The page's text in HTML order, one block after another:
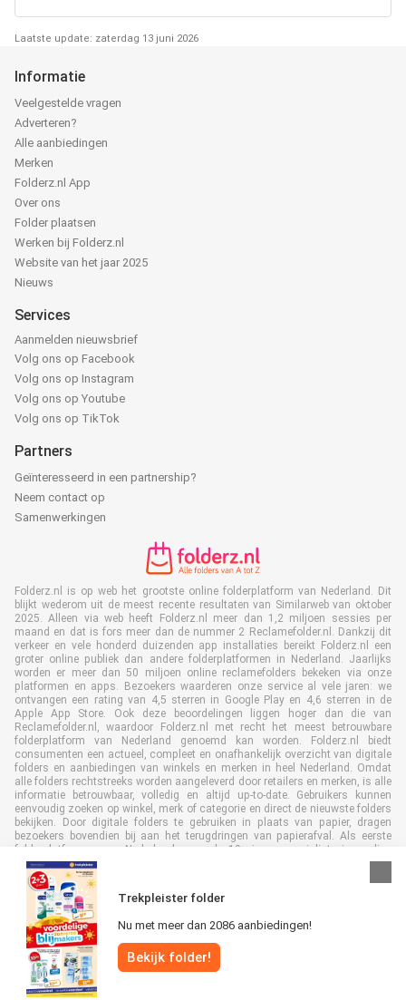
Laatste update: zaterdag 13 juni 2026
Trekpleister folder
Nu met meer dan 2086 aanbiedingen!
Bekijk folder!
Informatie
Veelgestelde vragen
Adverteren?
Alle aanbiedingen
Merken
Folderz.nl App
Over ons
Folder plaatsen
Werken bij Folderz.nl
Website van het jaar 2025
Nieuws
Services
Aanmelden nieuwsbrief
Volg ons op Facebook
Volg ons op Instagram
Volg ons op Youtube
Volg ons op TikTok
Partners
Geïnteresseerd in een partnership?
Neem contact op
Samenwerkingen
Folderz.nl is op web het grootste online folderplatform van Nederland. Dit
blijkt wederom uit de meest recente resultaten van Similarweb van oktober
2025. Alleen via web heeft Folderz.nl meer dan 1,2 miljoen sessies per
maand en dat is fors meer dan de nummer 2 Reclamefolder.nl. Dankzij dit
verkeer en vele honderd duizenden app installaties bereikt Folderz.nl een
groter online publiek dan andere folderplatformen in Nederland. Jaarlijks
worden er meer dan 50 miljoen online reclamefolders bekeken via onze
platformen en apps. Bezoekers waarderen onze service al vele jaren: we
ontvangen een rating van 4,5 sterren in Google Play en 4,6 sterren in de
Apple App Store. Ook deze beoordelingen liggen hoger dan die van
Reclamefolder.nl, waardoor Folderz.nl met recht het meest betrouwbare
folderplatform van Nederland genoemd kan worden. Folderz.nl biedt
consumenten een actueel, compleet en onafhankelijk overzicht van digitale
folders en aanbiedingen van winkels en merken in heel Nederland. Omdat
alle folders rechtstreeks worden aangeleverd door retailers en merken, is alle
informatie betrouwbaar, volledig en altijd up-to-date. Gebruikers kunnen
eenvoudig zoeken op winkel, merk of categorie en direct de nieuwste folders
bekijken. Door digitale folders te gebruiken in plaats van papier, dragen
bezoekers bovendien bij aan het terugdringen van papierafval. Als eerste
folderplatform van Nederland en al 19 jaar specialist in online
folderpublicaties, heeft Folderz.nl duurzame samenwerkingen opgebouwd
met retailers en merken. Hierdoor zijn we uitgegroeid tot de toonaangevende
speler in de digitale foldermarkt.
Alle rechten voorbehouden © Folderz.nl 2026 |